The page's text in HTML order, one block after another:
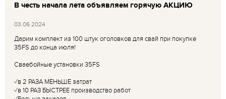
В честь начала лета объявляем горячую АКЦИЮ
03.06.2024
Дарим комплект из 100 штук оголовков для свай при покупке
35FS до конца июля!
Сваебойные установки 35FS
✓в 2 РАЗА МЕНЬШЕ затрат
✓в 10 РАЗ БЫСТРЕЕ производство работ